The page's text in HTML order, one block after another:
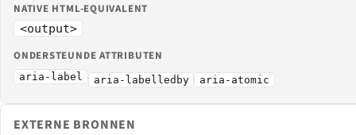
NATIVE HTML-EQUIVALENT
<output>
ONDERSTEUNDE ATTRIBUTEN
aria-label aria-labelledby aria-atomic
EXTERNE BRONNEN